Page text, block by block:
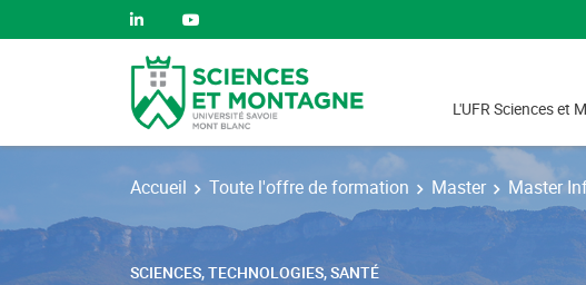
L'UFR Sciences et
Accueil Toute l'offre de formation Master Master
SCIENCES, TECHNOLOGIES, SANTÉ